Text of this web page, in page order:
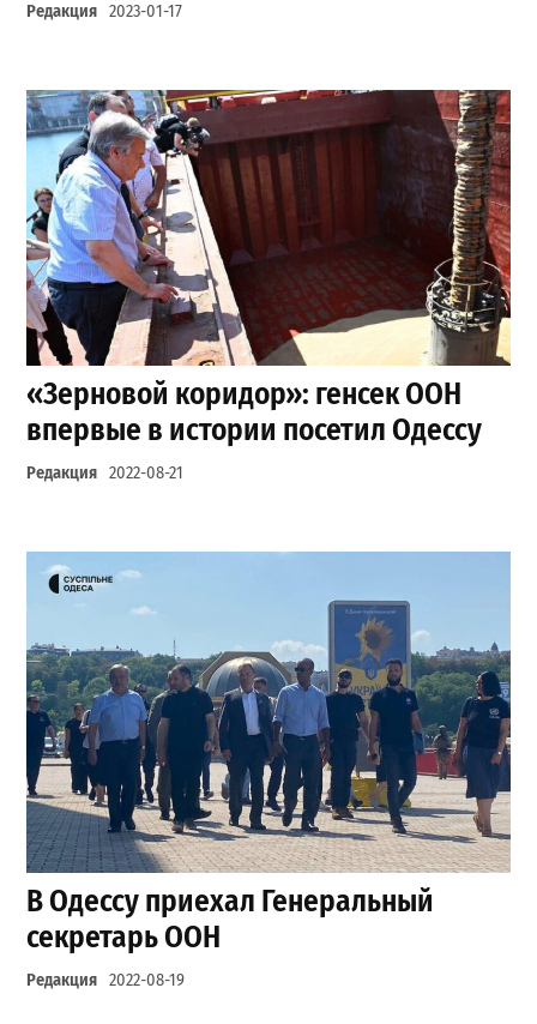
Редакция 2023-01-17
«Зерновой коридор»: генсек ООН
впервые в истории посетил Одессу
Редакция 2022-08-21
В Одессу приехал Генеральный
секретарь ООН
Редакция 2022-08-19